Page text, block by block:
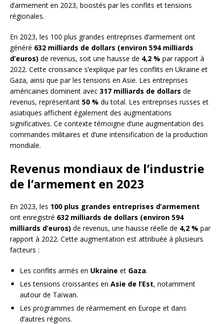
d’armement en 2023, boostés par les conflits et tensions
régionales.
En 2023, les 100 plus grandes entreprises d’armement ont
généré 632 milliards de dollars (environ 594 milliards
d’euros) de revenus, soit une hausse de 4,2 % par rapport à
2022. Cette croissance s’explique par les conflits en Ukraine et
Gaza, ainsi que par les tensions en Asie. Les entreprises
américaines dominent avec 317 milliards de dollars de
revenus, représentant 50 % du total. Les entreprises russes et
asiatiques affichent également des augmentations
significatives. Ce contexte témoigne d’une augmentation des
commandes militaires et d’une intensification de la production
mondiale.
Revenus mondiaux de l’industrie
de l’armement en 2023
En 2023, les 100 plus grandes entreprises d’armement
ont enregistré 632 milliards de dollars (environ 594
milliards d’euros) de revenus, une hausse réelle de 4,2 % par
rapport à 2022. Cette augmentation est attribuée à plusieurs
facteurs :
Les conflits armés en Ukraine et Gaza.
Les tensions croissantes en Asie de l’Est, notamment
autour de Taïwan.
Les programmes de réarmement en Europe et dans
d’autres régions.